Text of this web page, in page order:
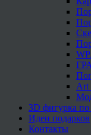
Art
3D фигурка
Идеи подарков
Контакты